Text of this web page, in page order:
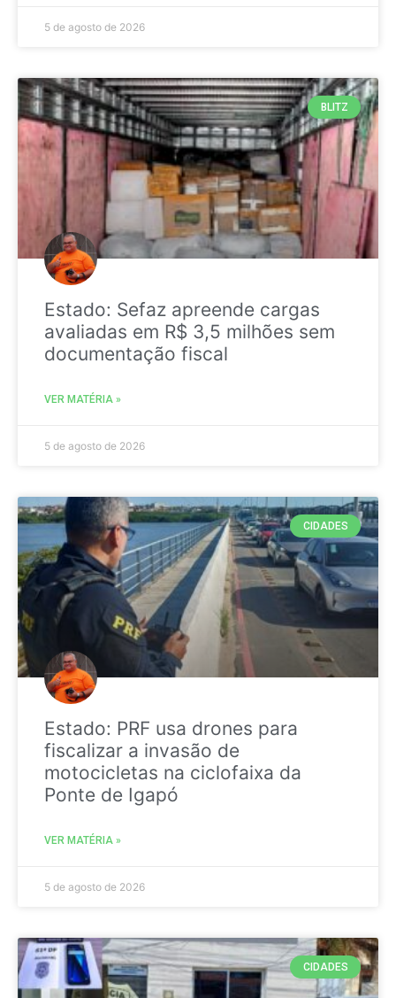
5 de agosto de 2026
BLITZ
Estado: Sefaz apreende cargas
avaliadas em R$ 3,5 milhões sem
documentação fiscal
VER MATÉRIA »
5 de agosto de 2026
CIDADES
Estado: PRF usa drones para
fiscalizar a invasão de
motocicletas na ciclofaixa da
Ponte de Igapó
VER MATÉRIA »
5 de agosto de 2026
CIDADES